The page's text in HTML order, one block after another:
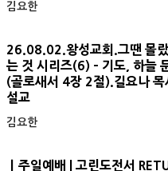
김요한
26.08.02.왕성교회.그땐 몰
는 것 시리즈(6) - 기도, 하늘
(골로새서 4장 2절).길요나 목
설교
김요한
ㅣ주일예배 | 고린도전서